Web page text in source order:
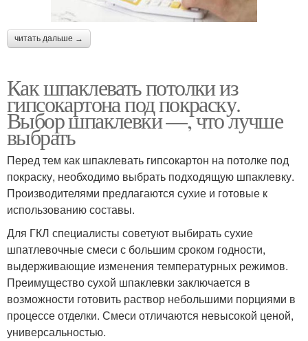
читать дальше →
Как шпаклевать потолки из
гипсокартона под покраску.
Выбор шпаклевки —, что лучше
выбрать
Перед тем как шпаклевать гипсокартон на потолке под
покраску, необходимо выбрать подходящую шпаклевку.
Производителями предлагаются сухие и готовые к
использованию составы.
Для ГКЛ специалисты советуют выбирать сухие
шпатлевочные смеси с большим сроком годности,
выдерживающие изменения температурных режимов.
Преимущество сухой шпаклевки заключается в
возможности готовить раствор небольшими порциями в
процессе отделки. Смеси отличаются невысокой ценой,
универсальностью.